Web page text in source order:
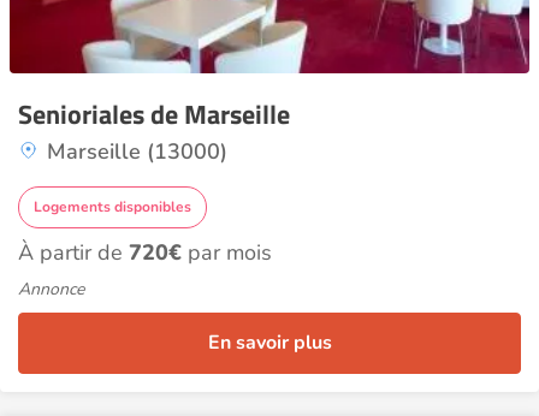
Senioriales de Marseille
Marseille (13000)
Logements disponibles
À partir de 720€ par mois
Annonce
En savoir plus